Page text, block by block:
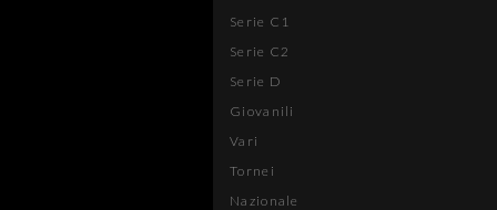
Serie C1
Serie C2
Serie D
Giovanili
Vari
Tornei
Nazionale